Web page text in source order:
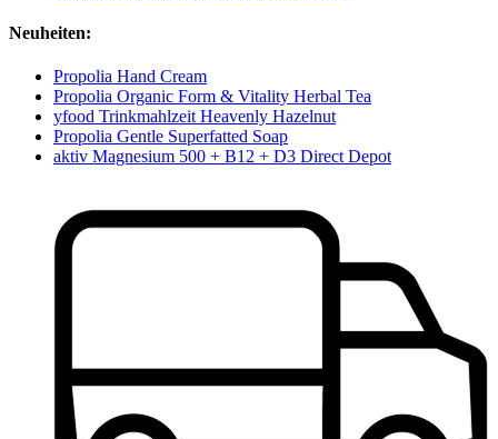
Neuheiten:
Propolia Hand Cream
Propolia Organic Form & Vitality Herbal Tea
yfood Trinkmahlzeit Heavenly Hazelnut
Propolia Gentle Superfatted Soap
aktiv Magnesium 500 + B12 + D3 Direct Depot